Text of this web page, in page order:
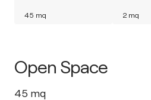
45 mq 2 mq
Open Space
45 mq